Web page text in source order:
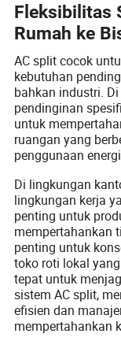
Fleksibilitas
Rumah ke
AC split cocok
kebutuhan
bahkan industri.
pendinginan
untuk
ruangan yang
penggunaan
Di lingkungan
lingkungan kerja
penting untuk
mempertahankan
penting untuk
toko roti lokal
tepat untuk
sistem AC split,
efisien dan
mempertahankan